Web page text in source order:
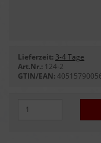
Lieferzeit: 3-4 Tage
Art.Nr.: 124-2
GTIN/EAN: